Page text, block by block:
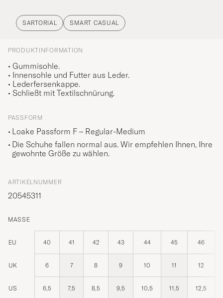
SARTORIAL SMART CASUAL
PRODUKTINFORMATION
• Gummisohle.
• Innensohle und Futter aus Leder.
• Lederfersenkappe.
• Schließt mit Textilschnürung.
PASSFORM
Loake Passform F – Regular-Medium
Die Schuhe fallen normal aus. Wir empfehlen Ihnen, Ihre
gewohnte Größe zu wählen.
ARTIKELNUMMER
20545311
MASSE
EU 40 41 42 43 44 45 46
UK 6 7 8 9 10 11 12
US 6,5 7,5 8,5 9,5 10,5 11,5 12,5